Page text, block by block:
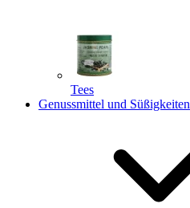
Tees
Genussmittel und Süßigkeiten